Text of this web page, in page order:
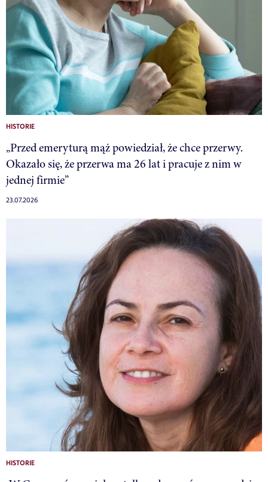
HISTORIE
„Przed emeryturą mąż powiedział, że chce przerwy.
Okazało się, że przerwa ma 26 lat i pracuje z nim w
jednej firmie”
23.07.2026
HISTORIE